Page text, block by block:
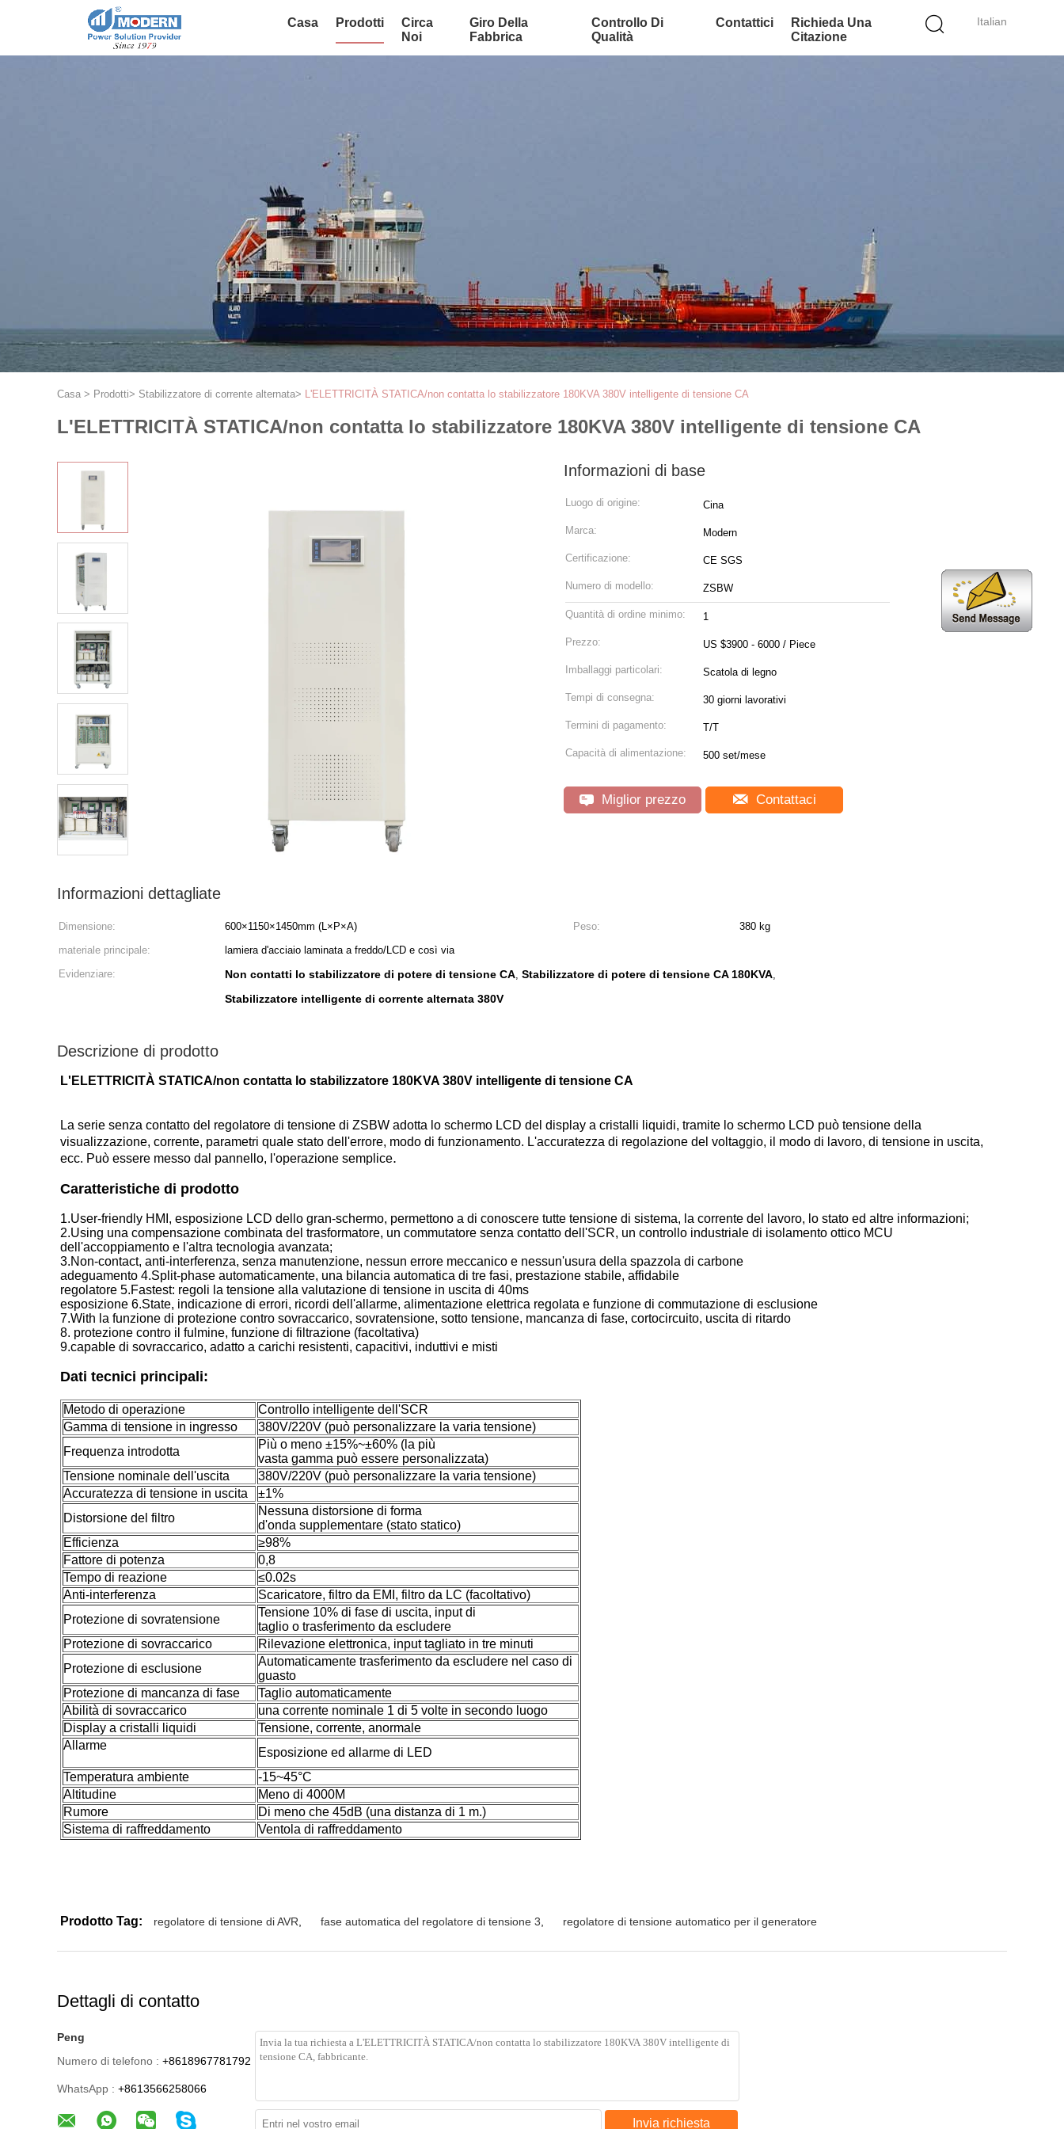
Italian
Casa Prodotti
Circa
Noi
Giro Della
Fabbrica
Controllo Di
Qualità
Contattici
Richieda Una
Citazione
Casa > Prodotti> Stabilizzatore di corrente alternata> L'ELETTRICITÀ STATICA/non contatta lo stabilizzatore 180KVA 380V intelligente di tensione CA
L'ELETTRICITÀ STATICA/non contatta lo stabilizzatore 180KVA 380V intelligente di tensione CA
Informazioni di base
Luogo di origine: Cina
Marca: Modern
Certificazione: CE SGS
Numero di modello: ZSBW
Quantità di ordine minimo: 1
Prezzo: US $3900 - 6000 / Piece
Imballaggi particolari: Scatola di legno
Tempi di consegna: 30 giorni lavorativi
Termini di pagamento: T/T
Capacità di alimentazione: 500 set/mese
Miglior prezzo Contattaci
Informazioni dettagliate
Dimensione: 600×1150×1450mm (L×P×A) Peso:
380 kg
materiale principale:
lamiera d'acciaio laminata a freddo/LCD e così via
Evidenziare:
Non contatti lo stabilizzatore di potere di tensione CA, Stabilizzatore di potere di tensione CA 180KVA,
Stabilizzatore intelligente di corrente alternata 380V
Descrizione di prodotto
L'ELETTRICITÀ STATICA/non contatta lo stabilizzatore 180KVA 380V intelligente di tensione CA
La serie senza contatto del regolatore di tensione di ZSBW adotta lo schermo LCD del display a cristalli liquidi, tramite lo schermo LCD può tensione della
visualizzazione, corrente, parametri quale stato dell'errore, modo di funzionamento. L'accuratezza di regolazione del voltaggio, il modo di lavoro, di tensione in uscita,
ecc. Può essere messo dal pannello, l'operazione semplice.
Caratteristiche di prodotto
1.User-friendly HMI, esposizione LCD dello gran-schermo, permettono a di conoscere tutte tensione di sistema, la corrente del lavoro, lo stato ed altre informazioni;
2.Using una compensazione combinata del trasformatore, un commutatore senza contatto dell'SCR, un controllo industriale di isolamento ottico MCU
dell'accoppiamento e l'altra tecnologia avanzata;
3.Non-contact, anti-interferenza, senza manutenzione, nessun errore meccanico e nessun'usura della spazzola di carbone
adeguamento 4.Split-phase automaticamente, una bilancia automatica di tre fasi, prestazione stabile, affidabile
regolatore 5.Fastest: regoli la tensione alla valutazione di tensione in uscita di 40ms
esposizione 6.State, indicazione di errori, ricordi dell'allarme, alimentazione elettrica regolata e funzione di commutazione di esclusione
7.With la funzione di protezione contro sovraccarico, sovratensione, sotto tensione, mancanza di fase, cortocircuito, uscita di ritardo
8. protezione contro il fulmine, funzione di filtrazione (facoltativa)
9.capable di sovraccarico, adatto a carichi resistenti, capacitivi, induttivi e misti
Dati tecnici principali:
Metodo di operazione
Controllo intelligente dell'SCR
Gamma di tensione in ingresso
380V/220V (può personalizzare la varia tensione)
Frequenza introdotta
Più o meno ±15%~±60% (la più
vasta gamma può essere personalizzata)
Tensione nominale dell'uscita
380V/220V (può personalizzare la varia tensione)
Accuratezza di tensione in uscita
±1%
Distorsione del filtro
Nessuna distorsione di forma
d'onda supplementare (stato statico)
Efficienza
≥98%
Fattore di potenza
0,8
Tempo di reazione
≤0.02s
Anti-interferenza
Scaricatore, filtro da EMI, filtro da LC (facoltativo)
Protezione di sovratensione
Tensione 10% di fase di uscita, input di
taglio o trasferimento da escludere
Protezione di sovraccarico
Rilevazione elettronica, input tagliato in tre minuti
Protezione di esclusione
Automaticamente trasferimento da escludere nel caso di
guasto
Protezione di mancanza di fase
Taglio automaticamente
Abilità di sovraccarico
una corrente nominale 1 di 5 volte in secondo luogo
Display a cristalli liquidi
Tensione, corrente, anormale
Allarme
Esposizione ed allarme di LED
Temperatura ambiente
-15~45°C
Altitudine
Meno di 4000M
Rumore
Di meno che 45dB (una distanza di 1 m.)
Sistema di raffreddamento
Ventola di raffreddamento
Prodotto Tag: regolatore di tensione di AVR fase automatica del regolatore di tensione 3 regolatore di tensione automatico per il generatore
Dettagli di contatto
Peng
Numero di telefono : +8618967781792
WhatsApp : +8613566258066
Invia richiesta